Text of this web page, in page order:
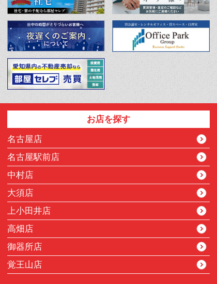
お店を探す
名古屋店
名古屋駅前店
中村店
大須店
上小田井店
高畑店
御器所店
覚王山店